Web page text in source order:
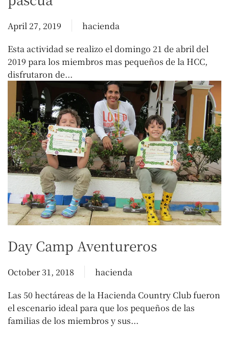
April 27, 2019
hacienda
Esta actividad se realizo el domingo 21 de abril del
2019 para los miembros mas pequeños de la HCC,
disfrutaron de...
Day Camp Aventureros
October 31, 2018
hacienda
Las 50 hectáreas de la Hacienda Country Club fueron
el escenario ideal para que los pequeños de las
familias de los miembros y sus...